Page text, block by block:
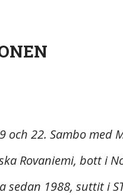
och 22. Sambo med
Rovaniemi, bott i
sedan 1988, suttit i